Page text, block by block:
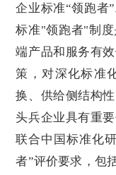
企业标准“领跑者
标准"领跑者"制
端产品和服务有
策，对深化标准
换、供给侧结构
头兵企业具有重
联合中国标准化
者”评价要求，包